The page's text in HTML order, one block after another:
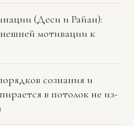
(Деси и Райан):
мотивации к
сознания и
в потолок не из-